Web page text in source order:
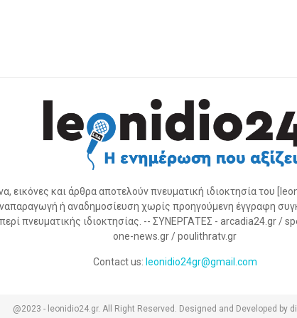
εικόνες και άρθρα αποτελούν πνευματική ιδιοκτησία του
ή αναδημοσίευση χωρίς προηγούμενη έγγραφη
πνευματικής ιδιοκτησίας. -- ΣΥΝΕΡΓΑΤΕΣ - arcadia24.gr /
one-news.gr / poulithratv.gr
Contact us: leonidio24gr@gmail.com
@2023 - leonidio24.gr. All Right Reserved. Designed and Developed by